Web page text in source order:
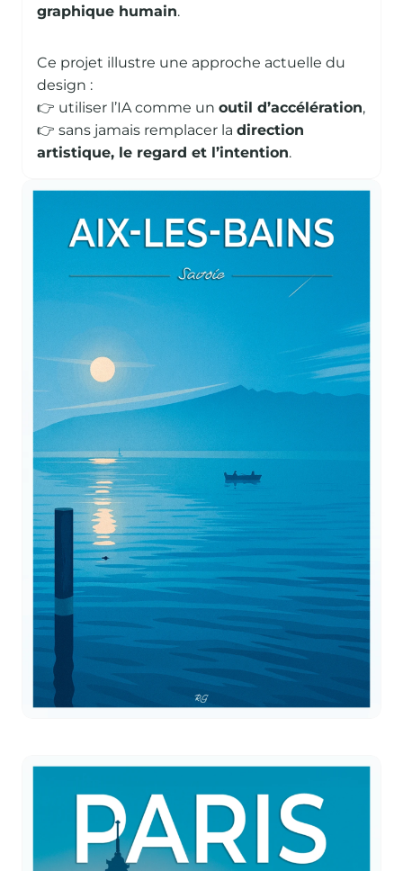
graphique humain.
Ce projet illustre une approche actuelle du
design :
👉 utiliser l’IA comme un outil d’accélération,
👉 sans jamais remplacer la direction
artistique, le regard et l’intention.